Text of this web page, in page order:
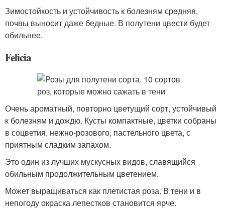
Зимостойкость и устойчивость к болезням средняя,
почвы выносит даже бедные. В полутени цвести будет
обильнее.
Felicia
Очень ароматный, повторно цветущий сорт, устойчивый
к болезням и дождю. Кусты компактные, цветки собраны
в соцветия, нежно-розового, пастельного цвета, с
приятным сладким запахом.
Это один из лучших мускусных видов, славящийся
обильным продолжительным цветением.
Может выращиваться как плетистая роза. В тени и в
непогоду окраска лепестков становится ярче.